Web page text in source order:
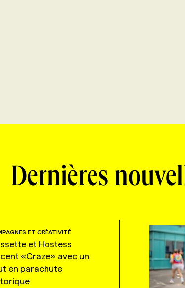
Dernières
ET CRÉATIVITÉ
et Hostess
«Craze» avec un
en parachute